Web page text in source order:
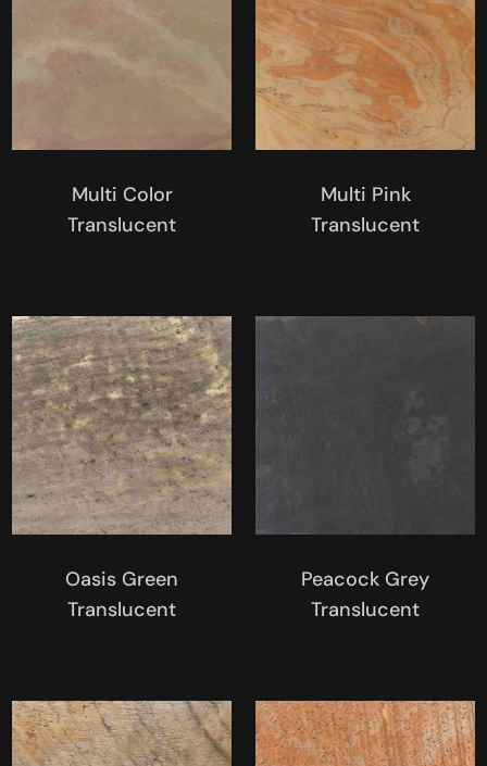
Multi Color
Translucent
Multi Pink
Translucent
Oasis Green
Translucent
Peacock Grey
Translucent